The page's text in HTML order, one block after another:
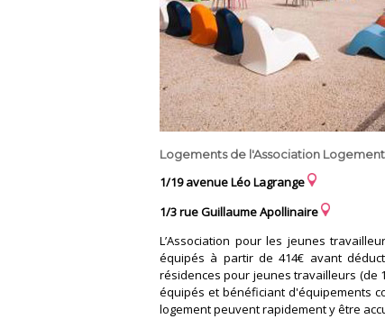
Logements de l'Association Logement
1/19 avenue Léo Lagrange
1/3 rue Guillaume Apollinaire
L’Association pour les jeunes
équipés à partir de 414€ avant
résidences pour jeunes travailleurs (de
équipés et bénéficiant d'équipements
logement peuvent rapidement y être